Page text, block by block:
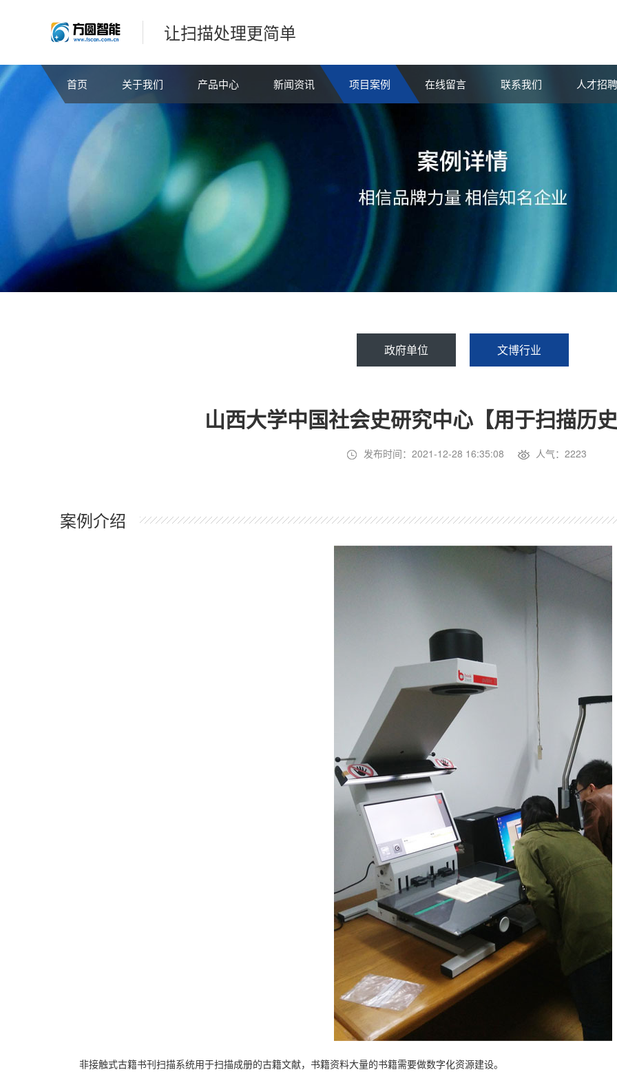
让扫描处理更简单
首页 关于我们 产品中心 新闻资讯 项目案例 在线留言 联系我们 人才招聘
政府单位 文博行业
山西大学中国社会史研究中心【用于扫描历
发布时间：2021-12-28 16:35:08 人气：2223
案例介绍
非接触式古籍书刊扫描系统用于扫描成册的古籍文献，书籍资料大量的书籍需要做数字化资源建设。